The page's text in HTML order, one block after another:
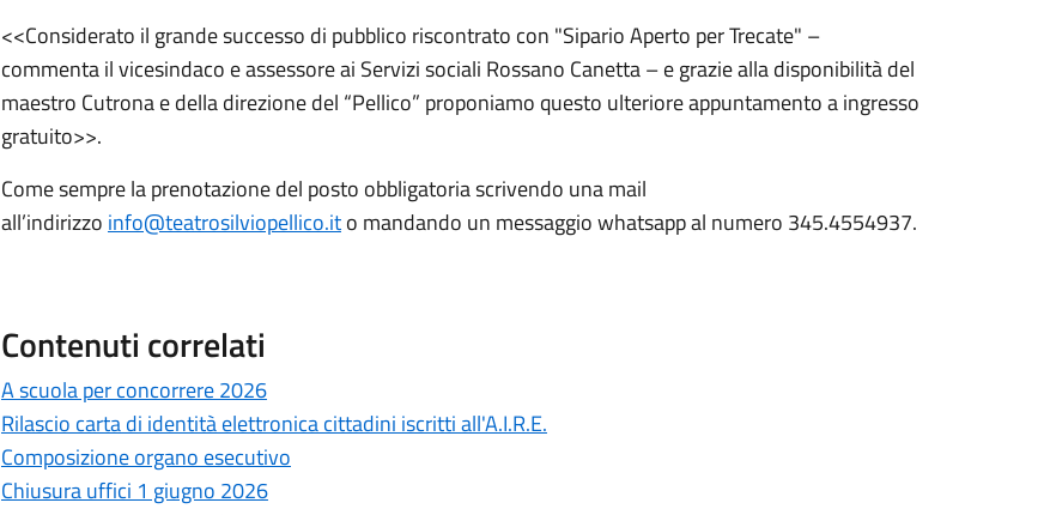
<<Considerato il grande successo di pubblico riscontrato con "Sipario Aperto per Trecate" –
commenta il vicesindaco e assessore ai Servizi sociali Rossano Canetta – e grazie alla disponibilità del
maestro Cutrona e della direzione del “Pellico” proponiamo questo ulteriore appuntamento a ingresso
gratuito>>.
Come sempre la prenotazione del posto obbligatoria scrivendo una mail
all’indirizzo info@teatrosilviopellico.ito mandando un messaggio whatsapp al numero 345.4554937.
Contenuti correlati
A scuola per concorrere 2026
Rilascio carta di identità elettronica cittadini iscritti all'A.I.R.E.
Composizione organo esecutivo
Chiusura uffici 1 giugno 2026